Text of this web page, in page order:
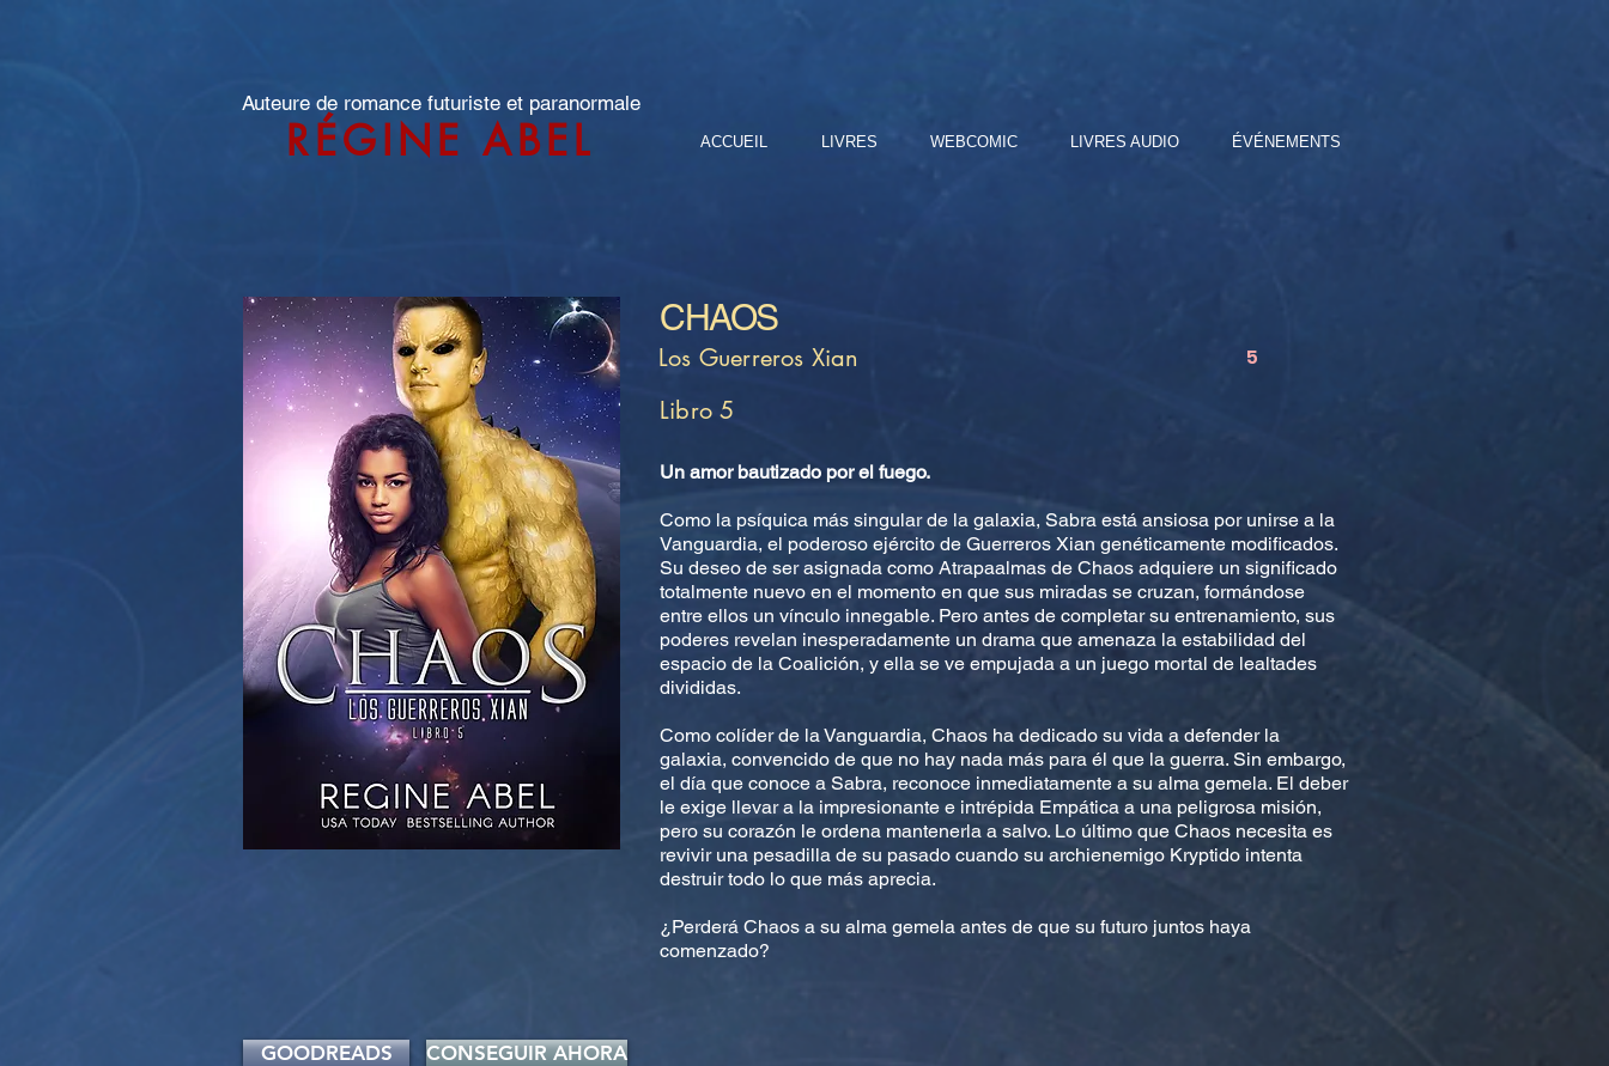
Auteure de romance futuriste et paranormale
RÉGINE ABEL ACCUEIL LIVRES WEBCOMIC LIVRES AUDIO ÉVÉNEMENTS
CHAOS
Los Guerreros Xian 5
Libro 5
Un amor bautizado por el fuego.
Como la psíquica más singular de la galaxia, Sabra está ansiosa por unirse a la
Vanguardia, el poderoso ejército de Guerreros Xian genéticamente modificados.
Su deseo de ser asignada como Atrapaalmas de Chaos adquiere un significado
totalmente nuevo en el momento en que sus miradas se cruzan, formándose
entre ellos un vínculo innegable. Pero antes de completar su entrenamiento, sus
poderes revelan inesperadamente un drama que amenaza la estabilidad del
espacio de la Coalición, y ella se ve empujada a un juego mortal de lealtades
divididas.
Como colíder de la Vanguardia, Chaos ha dedicado su vida a defender la
galaxia, convencido de que no hay nada más para él que la guerra. Sin embargo,
el día que conoce a Sabra, reconoce inmediatamente a su alma gemela. El deber
le exige llevar a la impresionante e intrépida Empática a una peligrosa misión,
pero su corazón le ordena mantenerla a salvo. Lo último que Chaos necesita es
revivir una pesadilla de su pasado cuando su archienemigo Kryptido intenta
destruir todo lo que más aprecia.
¿Perderá Chaos a su alma gemela antes de que su futuro juntos haya
comenzado?
GOODREADS CONSEGUIR AHORA